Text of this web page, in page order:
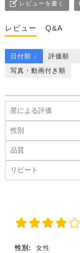
レビューを書く
レビュー Q&A
日付順 ↓ 評価順
写真・動画付き順
性別:
女性